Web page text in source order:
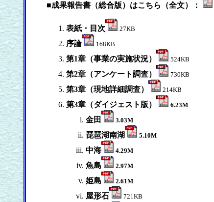
■成果報告書（総合版）はこちら（全文）：
表紙・目次 27KB
序論 168KB
第1章（事業の実施状況） 524KB
第2章（アンケート調査） 730KB
第3章（現地詳細調査） 214KB
第3章（ダイジェスト版） 6.23M
金田 3.03M
琵琶湖南湖 5.10M
中海 4.29M
魚島 2.97M
姫島 2.61M
屋形石 721KB